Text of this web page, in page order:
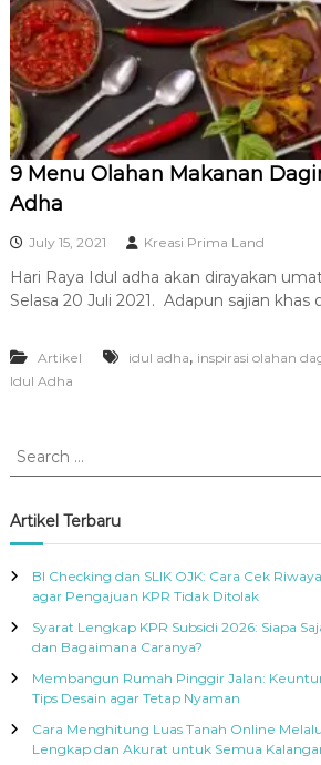
9 Menu Olahan Makanan
Adha
July 15, 2021 Kreasi Prima Land
Hari Raya Idul adha akan dirayakan
Selasa 20 Juli 2021. Adapun sajian khas
Artikel idul adha, inspirasi olahan
Idul Adha
S
r
c
f
r
Artikel Terbaru
BI Checking dan SLIK OJK: Cara Cek
agar Pengajuan KPR Tidak Ditolak
Syarat Lengkap KPR Subsidi 2026: Siapa
dan Bagaimana Caranya?
Membangun Rumah Pinggir Jalan:
Tips Desain agar Tetap Nyaman
Cara Menghitung Luas Tanah Online
Lengkap dan Akurat untuk Semua